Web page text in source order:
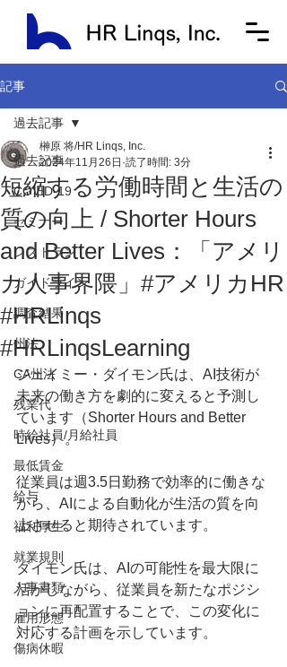
記事
過去記事
COVID-19
セミナー
レストラン
ガイドライン
調査結果
州法
CA州法
残業代
時給社員/月給社員
最低賃金
給与
福利厚生
就業規則
人事書類
雇用形態
傷病休暇
過去記事
短縮する労働時間と生活の
質の向上 / Shorter Hours
and Better Lives：「アメリ
カ人事界隈」#アメリカHR
#HRLinqs
#HRLinqsLearning
榊原 将/HR Linqs, Inc.
2024年11月26日 読了時間: 3分
ジェイミー・ダイモン氏は、AI技術が
未来の働き方を劇的に変えると予測し
ています（Shorter Hours and Better
Lives）。
従業員は週3.5日勤務で効率的に働きな
がら、AIによる自動化が生活の質を向
上させると期待されています。
ダイモン氏は、AIの可能性を最大限に
活かしながら、従業員を新たなポジシ
ョンに再配置することで、この変化に
対応する計画を示しています。